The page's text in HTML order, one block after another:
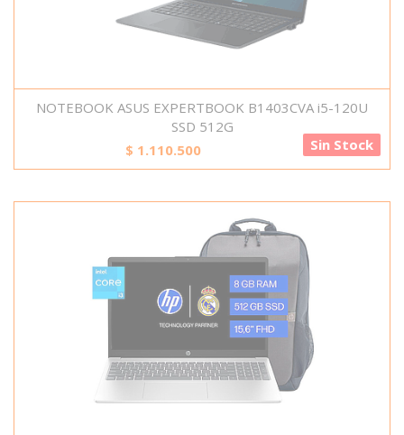
NOTEBOOK ASUS EXPERTBOOK B1403CVA i5-120U
SSD 512G
$ 1.110.500 Sin Stock